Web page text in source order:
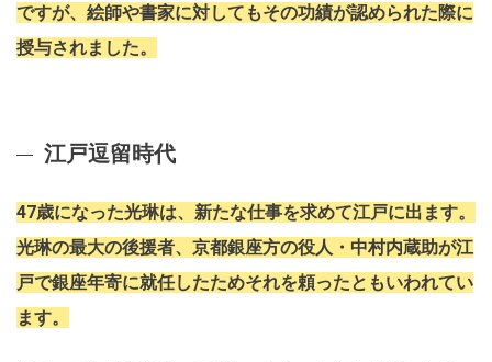
ですが、絵師や書家に対してもその功績が認められた際に
授与されました。
江戸逗留時代
47歳になった光琳は、新たな仕事を求めて江戸に出ます。
光琳の最大の後援者、京都銀座方の役人・中村内蔵助が江
戸で銀座年寄に就任したためそれを頼ったともいわれてい
ます。